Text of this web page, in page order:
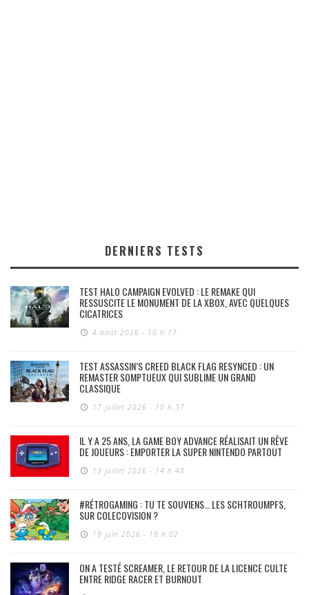
DERNIERS TESTS
TEST HALO CAMPAIGN EVOLVED : LE REMAKE QUI
RESSUSCITE LE MONUMENT DE LA XBOX, AVEC QUELQUES
CICATRICES
4 août 2026 - 10 h 17
TEST ASSASSIN’S CREED BLACK FLAG RESYNCED : UN
REMASTER SOMPTUEUX QUI SUBLIME UN GRAND
CLASSIQUE
17 juillet 2026 - 10 h 37
IL Y A 25 ANS, LA GAME BOY ADVANCE RÉALISAIT UN RÊVE
DE JOUEURS : EMPORTER LA SUPER NINTENDO PARTOUT
13 juillet 2026 - 14 h 48
#RÉTROGAMING : TU TE SOUVIENS… LES SCHTROUMPFS,
SUR COLECOVISION ?
19 juin 2026 - 19 h 02
ON A TESTÉ SCREAMER, LE RETOUR DE LA LICENCE CULTE
ENTRE RIDGE RACER ET BURNOUT